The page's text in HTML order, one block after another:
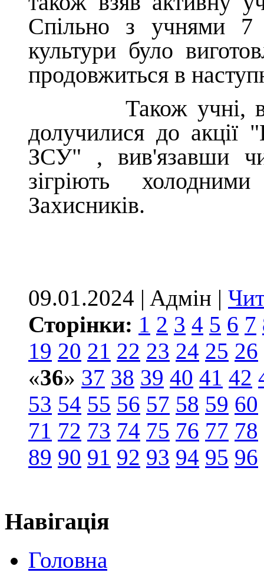
Спільно з учнями 7
культури було
продовжиться в
Також учні,
долучилися до акції
ЗСУ" , вив'язавши
зігріють
Захисників.
09.01.2024 | Aдмін |
Сторінки: 1 2 3 4 5 6 7
19 20 21 22 23 24 25 26
«36» 37 38 39 40 41 42
53 54 55 56 57 58 59 60
71 72 73 74 75 76 77 78
89 90 91 92 93 94 95 96
Навігація
Головна